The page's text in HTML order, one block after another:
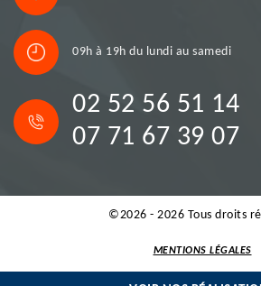
09h à 19h du lundi au samedi
02 52 56 51 14
07 71 67 39 07
©2026 - 2026 Tous droits
MENTIONS LÉGALES